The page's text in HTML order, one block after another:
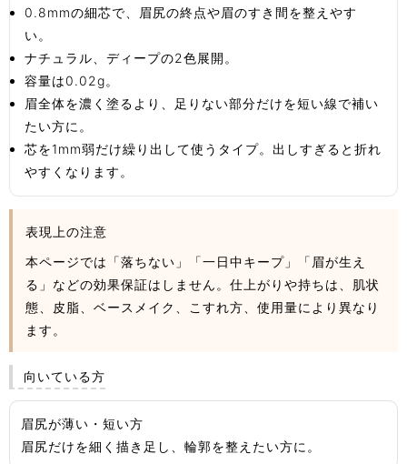
0.8mmの細芯で、眉尻の終点や眉のすき間を整えやす
い。
ナチュラル、ディープの2色展開。
容量は0.02g。
眉全体を濃く塗るより、足りない部分だけを短い線で補い
たい方に。
芯を1mm弱だけ繰り出して使うタイプ。出しすぎると折れ
やすくなります。
表現上の注意
本ページでは「落ちない」「一日中キープ」「眉が生え
る」などの効果保証はしません。仕上がりや持ちは、肌状
態、皮脂、ベースメイク、こすれ方、使用量により異なり
ます。
向いている方
眉尻が薄い・短い方
眉尻だけを細く描き足し、輪郭を整えたい方に。